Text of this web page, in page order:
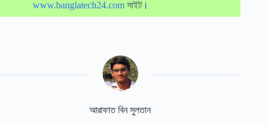
www.banglatech24.com সাইট।
আরাফাত বিন সুলতান